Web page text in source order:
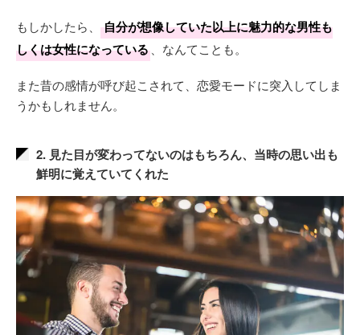
もしかしたら、
自分が想像していた以上に魅力的な男性も
しくは女性になっている 、なんてことも。
また昔の感情が呼び起こされて、恋愛モードに突入してしま
うかもしれません。
2. 見た目が変わってないのはもちろん、当時の思い出も
鮮明に覚えていてくれた